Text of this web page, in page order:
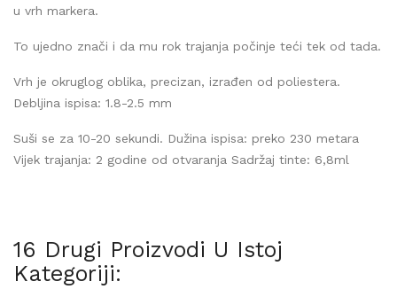
u vrh markera.
To ujedno znači i da mu rok trajanja počinje teći tek od tada.
Vrh je okruglog oblika, precizan, izrađen od poliestera.
Debljina ispisa: 1.8-2.5 mm
Suši se za 10-20 sekundi. Dužina ispisa: preko 230 metara
Vijek trajanja: 2 godine od otvaranja Sadržaj tinte: 6,8ml
16 Drugi Proizvodi U Istoj
Kategoriji: